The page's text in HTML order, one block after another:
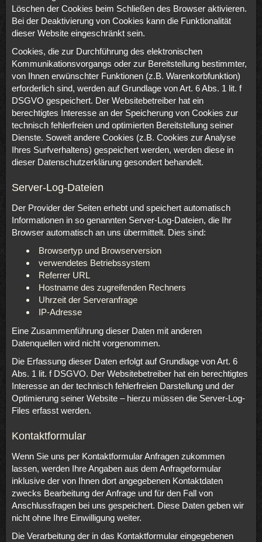
Löschen der Cookies beim Schließen des Browser aktivieren.
Bei der Deaktivierung von Cookies kann die Funktionalität
dieser Website eingeschränkt sein.
Cookies, die zur Durchführung des elektronischen
Kommunikationsvorgangs oder zur Bereitstellung bestimmter,
von Ihnen erwünschter Funktionen (z.B. Warenkorbfunktion)
erforderlich sind, werden auf Grundlage von Art. 6 Abs. 1 lit. f
DSGVO gespeichert. Der Websitebetreiber hat ein
berechtigtes Interesse an der Speicherung von Cookies zur
technisch fehlerfreien und optimierten Bereitstellung seiner
Dienste. Soweit andere Cookies (z.B. Cookies zur Analyse
Ihres Surfverhaltens) gespeichert werden, werden diese in
dieser Datenschutzerklärung gesondert behandelt.
Server-Log-Dateien
Der Provider der Seiten erhebt und speichert automatisch
Informationen in so genannten Server-Log-Dateien, die Ihr
Browser automatisch an uns übermittelt. Dies sind:
Browsertyp und Browserversion
verwendetes Betriebssystem
Referrer URL
Hostname des zugreifenden Rechners
Uhrzeit der Serveranfrage
IP-Adresse
Eine Zusammenführung dieser Daten mit anderen
Datenquellen wird nicht vorgenommen.
Die Erfassung dieser Daten erfolgt auf Grundlage von Art. 6
Abs. 1 lit. f DSGVO. Der Websitebetreiber hat ein berechtigtes
Interesse an der technisch fehlerfreien Darstellung und der
Optimierung seiner Website – hierzu müssen die Server-Log-
Files erfasst werden.
Kontaktformular
Wenn Sie uns per Kontaktformular Anfragen zukommen
lassen, werden Ihre Angaben aus dem Anfrageformular
inklusive der von Ihnen dort angegebenen Kontaktdaten
zwecks Bearbeitung der Anfrage und für den Fall von
Anschlussfragen bei uns gespeichert. Diese Daten geben wir
nicht ohne Ihre Einwilligung weiter.
Die Verarbeitung der in das Kontaktformular eingegebenen